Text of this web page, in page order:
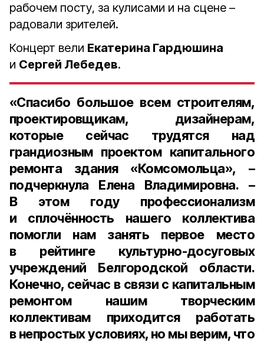
рабочем посту, за кулисами и на сцене –
радовали зрителей.
Концерт вели Екатерина Гардюшина
и Сергей Лебедев.
«Спасибо большое всем строителям,
проектировщикам, дизайнерам,
которые сейчас трудятся над
грандиозным проектом капитального
ремонта здания «Комсомольца», –
подчеркнула Елена Владимировна. –
В этом году профессионализм
и сплочённость нашего коллектива
помогли нам занять первое место
в рейтинге культурно-досуговых
учреждений Белгородской области.
Конечно, сейчас в связи с капитальным
ремонтом нашим творческим
коллективам приходится работать
в непростых условиях, но мы верим, что